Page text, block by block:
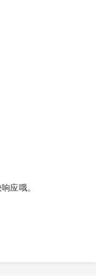
应哦。